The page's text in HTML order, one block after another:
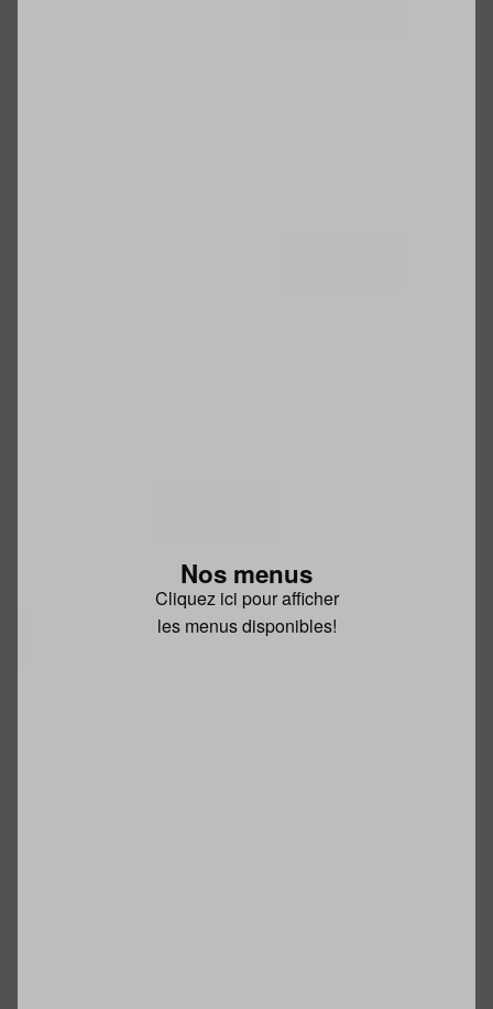
Nos menus
Cliquez ici pour afficher
les menus disponibles!